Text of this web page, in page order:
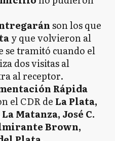
son los que
y que volvieron al
se tramitó cuando el
dos visitas al
al receptor.
Rápida
el CDR de La Plata,
Matanza, José C.
Brown,